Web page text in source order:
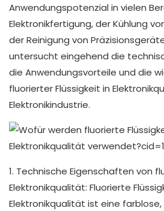
Anwendungspotenzial in vielen
Elektronikfertigung, der Kühlung
der Reinigung von
untersucht eingehend die
die Anwendungsvorteile und die
fluorierter Flüssigkeit in
Elektronikindustrie.
1. Technische Eigenschaften von
Elektronikqualität: Fluorierte
Elektronikqualität ist eine